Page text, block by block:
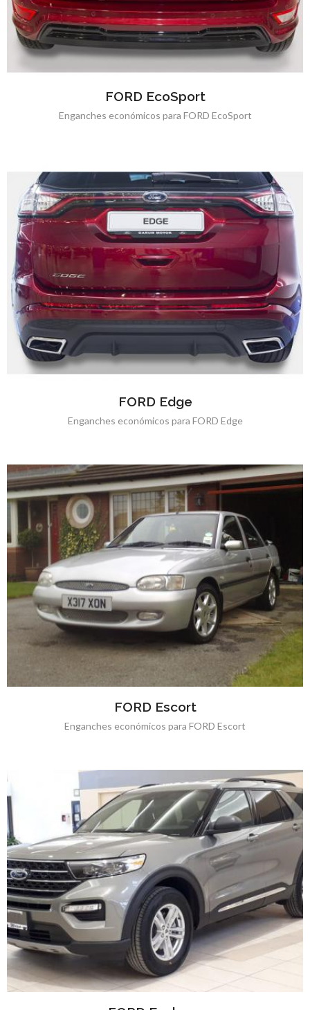
FORD EcoSport
Enganches económicos para FORD EcoSport
FORD Edge
Enganches económicos para FORD Edge
FORD Escort
Enganches económicos para FORD Escort